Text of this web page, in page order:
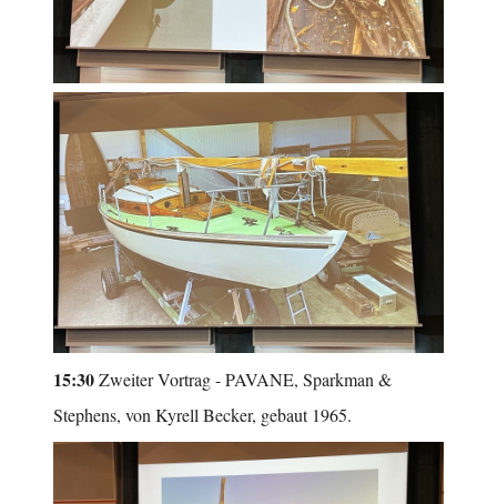
15:30Zweiter Vortrag - PAVANE, Sparkman &
Stephens, von Kyrell Becker, gebaut 1965.